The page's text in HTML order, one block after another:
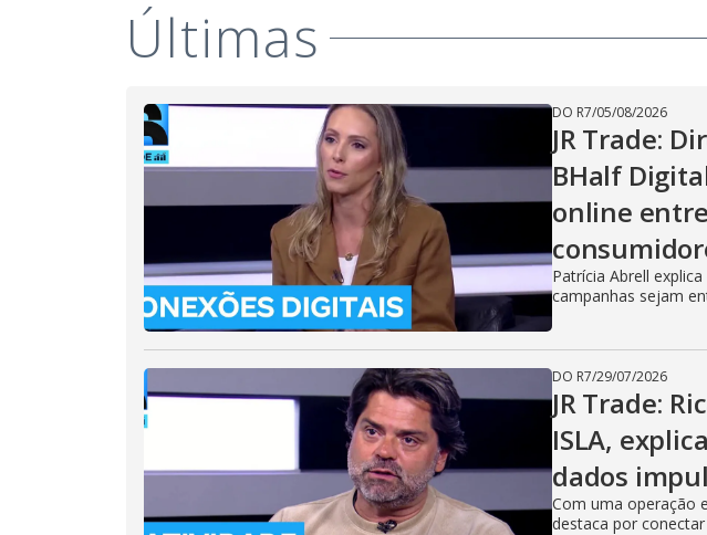
Últimas
DO R7/05/08/2026
JR Trade:
BHalf
online
Patrícia Abrell
campanhas sejam
DO R7/29/07/2026
JR Trade:
ISLA,
dados
Com uma operação
destaca por